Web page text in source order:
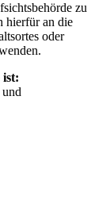
zu
hierfür an die
oder
ist:
und